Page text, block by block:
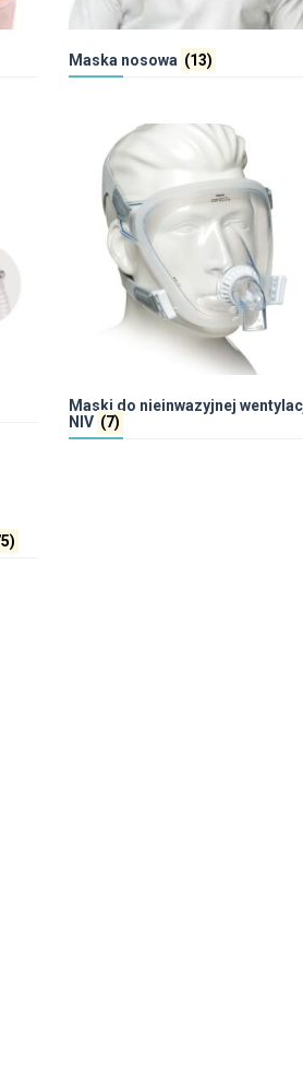
Maska nosowa (13)
Maski do nieinwazyjnej
NIV (7)